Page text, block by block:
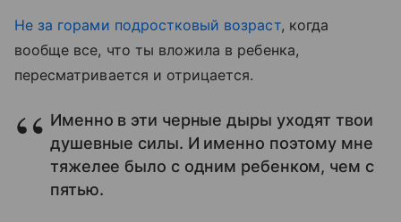
Не за горами подростковый возраст, когда
вообще все, что ты вложила в ребенка,
пересматривается и отрицается.
Именно в эти черные дыры уходят твои
душевные силы. И именно поэтому мне
тяжелее было с одним ребенком, чем с
пятью.